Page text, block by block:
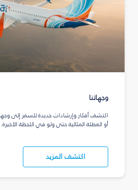
وجهاتنا
اكتشف أفكار وإرشادات جديدة للسفر إلى
أو العطلة المثالية حتى ولو في اللحظة الأخيرة.
اكتشف المزيد